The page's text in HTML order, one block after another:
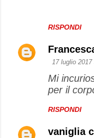
RISPONDI
17 luglio
Mi
per il
RISPONDI
vaniglia